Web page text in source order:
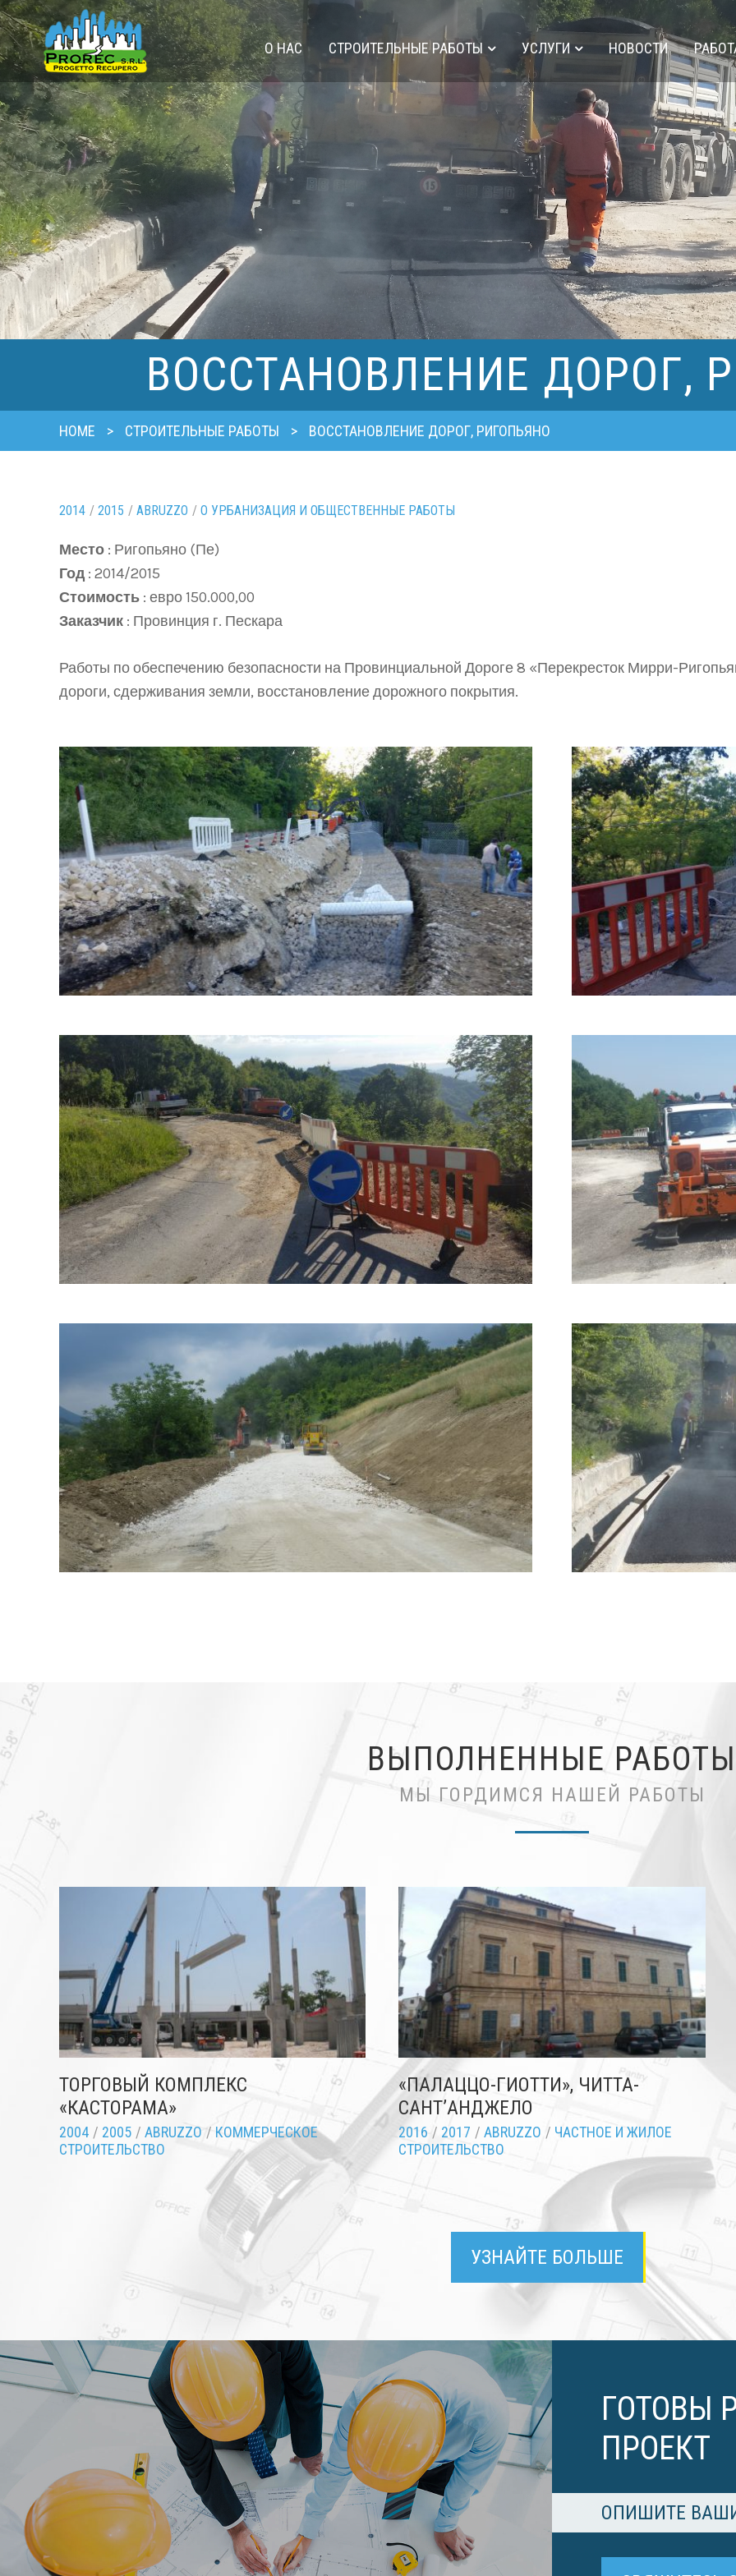
О НАС СТРОИТЕЛЬНЫЕ РАБОТЫ УСЛУГИ НОВОСТИ
ВОССТАНОВЛЕНИЕ ДОРОГ,
HOME > СТРОИТЕЛЬНЫЕ РАБОТЫ > ВОССТАНОВЛЕНИЕ ДОРОГ, РИГОПЬЯНО
2014 / 2015 / ABRUZZO / O УРБАНИЗАЦИЯ И ОБЩЕСТВЕННЫЕ РАБОТЫ
Место : Ригопьяно (Пе)
Год : 2014/2015
Стоимость : евро 150.000,00
Заказчик : Провинция г. Пескара
Работы по обеспечению безопасности на Провинциальной Дороге 8 «Перекресток Мирри-
дороги, сдерживания земли, восстановление дорожного покрытия.
ВЫПОЛНЕННЫЕ РАБОТЫ
МЫ ГОРДИМСЯ НАШЕЙ РАБОТЫ
ТОРГОВЫЙ КОМПЛЕКС
«КАСТОРАМА»
2004 / 2005 / ABRUZZO / КОММЕРЧЕСКОЕ
СТРОИТЕЛЬСТВО
«ПАЛАЦЦО-ГИОТТИ», ЧИТТА-
САНТ’АНДЖЕЛО
2016 / 2017 /ABRUZZO / ЧАСТНОЕ И ЖИЛОЕ
СТРОИТЕЛЬСТВО
УЗНАЙТЕ БОЛЬШЕ
ГОТОВЫ
ПРОЕКТ
ОПИШИТЕ